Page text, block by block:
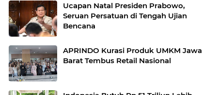
Ucapan Natal Presiden Prabowo,
Seruan Persatuan di Tengah Ujian
Bencana
APRINDO Kurasi Produk UMKM Jawa
Barat Tembus Retail Nasional